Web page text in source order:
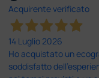
Acquirente verificato
14 Luglio 2026
Ho acquistato un
soddisfatto